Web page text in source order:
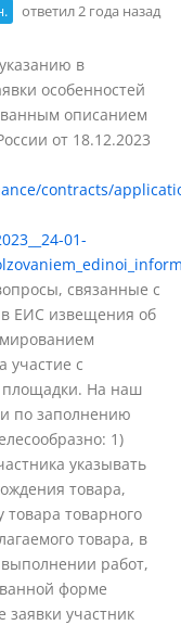
ответил 2 года назад
в
особенностей
описанием
от 18.12.2023
contracts/
01-
связанные с
ЕИС извещения об
участие с
площадки. На наш
по заполнению
1)
указывать
товара,
товарного
товара, в
работ,
форме
участник